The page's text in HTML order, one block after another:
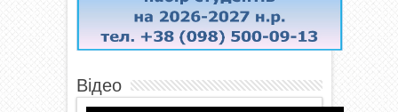
Відео